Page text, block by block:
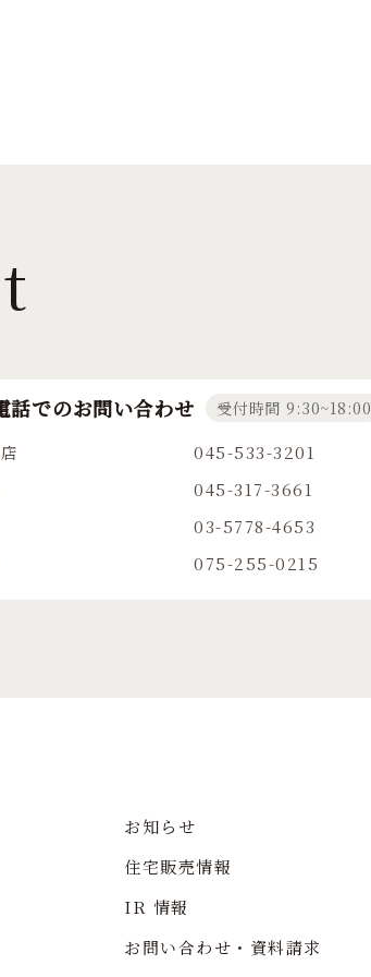
話でのお問い合わせ 受付時間 9:30~18:00
045-533-3201
045-317-3661
03-5778-4653
075-255-0215
お知らせ
住宅販売情報
IR 情報
お問い合わせ・資料請求